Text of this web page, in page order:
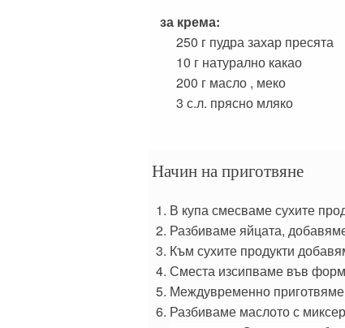
за крема:
250 г пудра захар пресята
10 г натурално какао
200 г масло , меко
3 с.л. прясно мляко
Начин на приготвяне
В купа смесваме сухите
Разбиваме яйцата,
Към сухите продукти
Сместа изсипваме във
Междувременно
Разбиваме маслото с